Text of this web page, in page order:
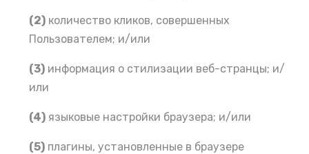
(2) количество кликов, совершенных
Пользователем; и/или
(3) информация о стилизации веб-странцы; и/
или
(4) языковые настройки браузера; и/или
(5) плагины, установленные в браузере